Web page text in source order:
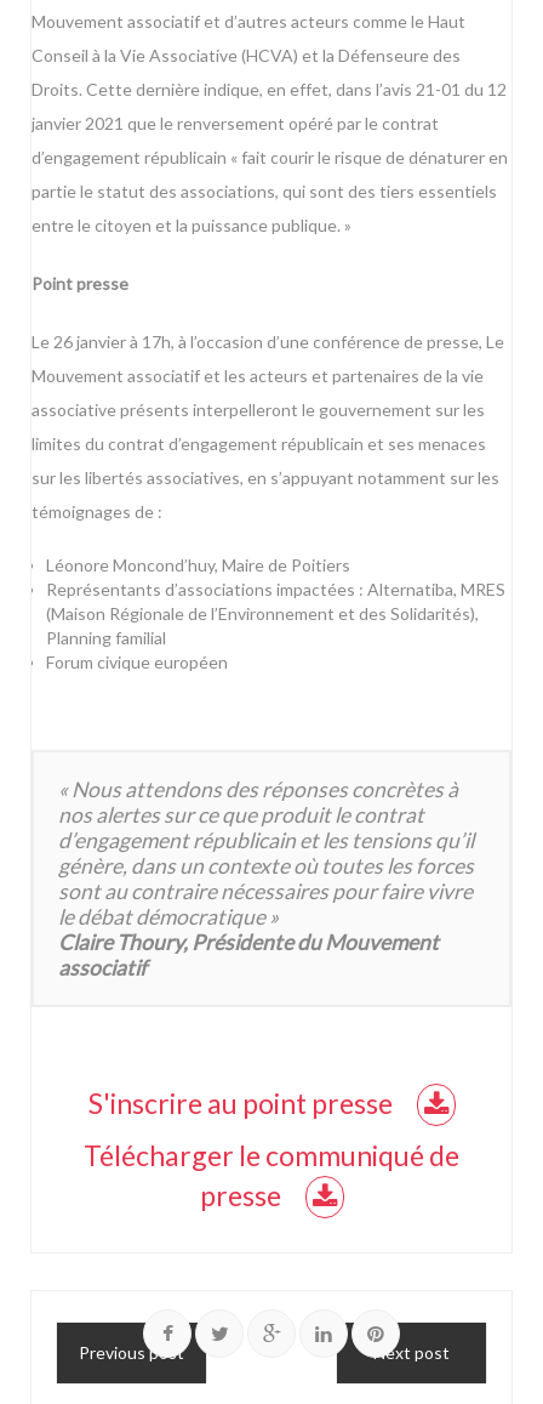
Mouvement associatif et d’autres acteurs comme le Haut
Conseil à la Vie Associative (HCVA) et la Défenseure des
Droits. Cette dernière indique, en effet, dans l’avis 21-01 du 12
janvier 2021 que le renversement opéré par le contrat
d’engagement républicain « fait courir le risque de dénaturer en
partie le statut des associations, qui sont des tiers essentiels
entre le citoyen et la puissance publique. »
Point presse
Le 26 janvier à 17h, à l’occasion d’une conférence de presse, Le
Mouvement associatif et les acteurs et partenaires de la vie
associative présents interpelleront le gouvernement sur les
limites du contrat d’engagement républicain et ses menaces
sur les libertés associatives, en s’appuyant notamment sur les
témoignages de :
Léonore Moncond’huy, Maire de Poitiers
Représentants d’associations impactées : Alternatiba, MRES
(Maison Régionale de l’Environnement et des Solidarités),
Planning familial
Forum civique européen
« Nous attendons des réponses concrètes à
nos alertes sur ce que produit le contrat
d’engagement républicain et les tensions qu’il
génère, dans un contexte où toutes les forces
sont au contraire nécessaires pour faire vivre
le débat démocratique »
Claire Thoury, Présidente du Mouvement
associatif
S'inscrire au point presse
Télécharger le communiqué de
presse
Previous post Next post